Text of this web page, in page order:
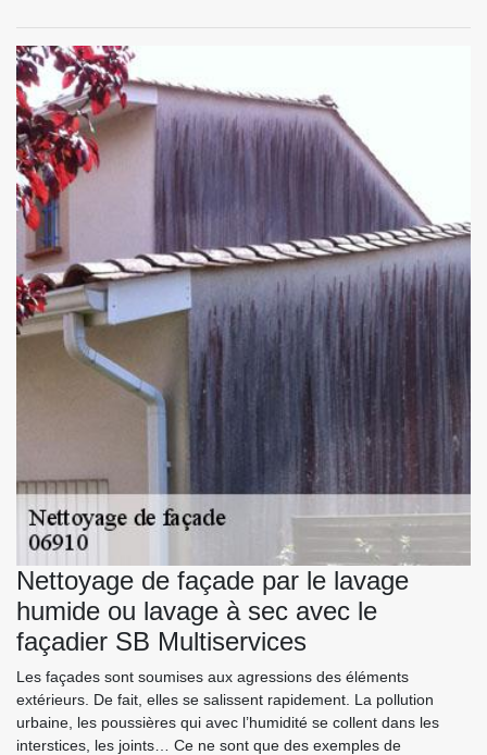
Nettoyage de façade par le lavage
humide ou lavage à sec avec le
façadier SB Multiservices
Les façades sont soumises aux agressions des éléments
extérieurs. De fait, elles se salissent rapidement. La pollution
urbaine, les poussières qui avec l’humidité se collent dans les
interstices, les joints… Ce ne sont que des exemples de